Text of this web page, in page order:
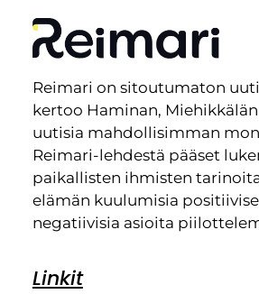
Reimari on sitoutumaton
kertoo Haminan,
uutisia mahdollisimman
Reimari-lehdestä pääset
paikallisten ihmisten
elämän kuulumisia
negatiivisia asioita
Linkit